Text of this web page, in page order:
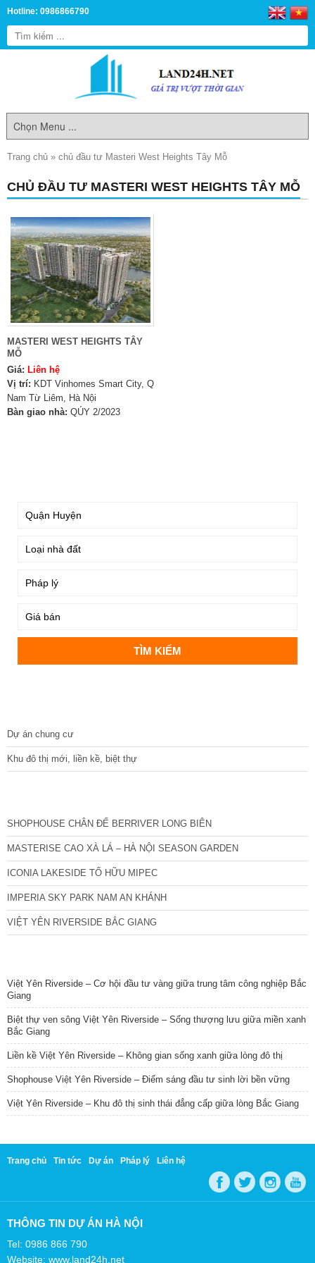
Hotline: 0986866790
Trang chủ » chủ đầu tư Masteri West Heights Tây Mỗ
CHỦ ĐẦU TƯ MASTERI WEST HEIGHTS TÂY MỖ
MASTERI WEST HEIGHTS TÂY
MỖ
Giá: Liên hệ
Vị trí: KDT Vinhomes Smart City, Q
Nam Từ Liêm, Hà Nội
Bàn giao nhà: QÚY 2/2023
Dự án chung cư
Khu đô thị mới, liền kề, biệt thự
SHOPHOUSE CHÂN ĐẾ BERRIVER LONG BIÊN
MASTERISE CAO XÀ LÁ – HÀ NỘI SEASON GARDEN
ICONIA LAKESIDE TỐ HỮU MIPEC
IMPERIA SKY PARK NAM AN KHÁNH
VIỆT YÊN RIVERSIDE BẮC GIANG
Việt Yên Riverside – Cơ hội đầu tư vàng giữa trung tâm công nghiệp Bắc
Giang
Biệt thự ven sông Việt Yên Riverside – Sống thượng lưu giữa miền xanh
Bắc Giang
Liền kề Việt Yên Riverside – Không gian sống xanh giữa lòng đô thị
Shophouse Việt Yên Riverside – Điểm sáng đầu tư sinh lời bền vững
Việt Yên Riverside – Khu đô thị sinh thái đẳng cấp giữa lòng Bắc Giang
Trang chủ Tin tức Dự án Pháp lý Liên hệ
THÔNG TIN DỰ ÁN HÀ NỘI
Tel: 0986 866 790
Website: www.land24h.net